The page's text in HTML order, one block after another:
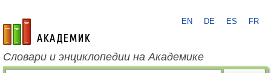
academic.ru
EN DE ES FR
Словари и энциклопедии на Академике